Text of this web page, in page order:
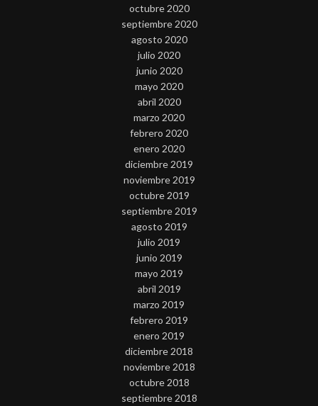
octubre 2020
septiembre 2020
agosto 2020
julio 2020
junio 2020
mayo 2020
abril 2020
marzo 2020
febrero 2020
enero 2020
diciembre 2019
noviembre 2019
octubre 2019
septiembre 2019
agosto 2019
julio 2019
junio 2019
mayo 2019
abril 2019
marzo 2019
febrero 2019
enero 2019
diciembre 2018
noviembre 2018
octubre 2018
septiembre 2018